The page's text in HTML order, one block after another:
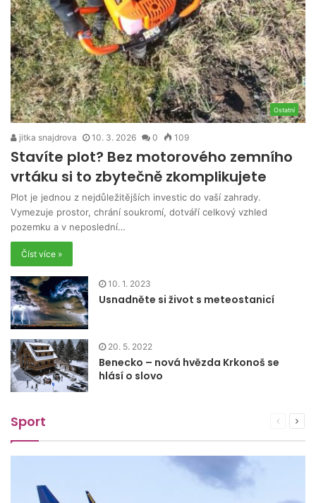
Ostatní
jitka snajdrova 10. 3. 2026 0 109
Stavíte plot? Bez motorového zemního
vrtáku si to zbytečně zkomplikujete
Plot je jednou z nejdůležitějších investic do vaší zahrady.
Vymezuje prostor, chrání soukromí, dotváří celkový vzhled
pozemku a v neposlední…
Číst více »
10. 1. 2023
Usnadněte si život s meteostanicí
20. 5. 2022
Benecko – nová hvězda Krkonoš se
hlásí o slovo
Sport